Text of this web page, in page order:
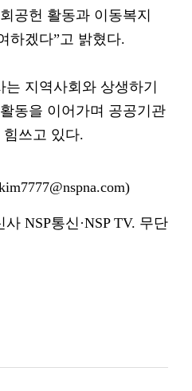
공헌 활동과 이동복지
하겠다”고 밝혔다.
지역사회와 상생하기
동을 이어가며 공공기관
쓰고 있다.
NSP통신·NSP TV. 무단